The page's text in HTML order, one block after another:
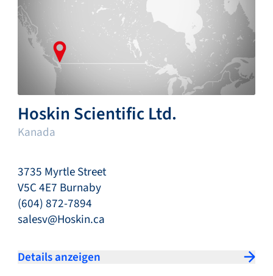
Hoskin Scientific Ltd.
Kanada
3735 Myrtle Street
V5C 4E7 Burnaby
(604) 872-7894
salesv@Hoskin.ca
Details anzeigen